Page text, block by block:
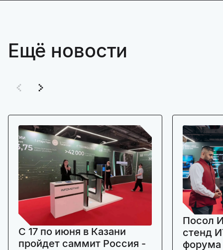
Ещё новости
C 17 по июня в Казани
пройдет саммит Россия -
Посол
стенд